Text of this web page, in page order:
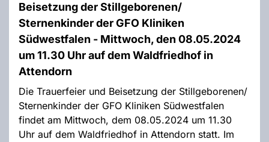
Beisetzung der Stillgeborenen/
Sternenkinder der GFO Kliniken
Südwestfalen - Mittwoch, den 08.05.2024
um 11.30 Uhr auf dem Waldfriedhof in
Attendorn
Die Trauerfeier und Beisetzung der Stillgeborenen/
Sternenkinder der GFO Kliniken Südwestfalen
findet am Mittwoch, dem 08.05.2024 um 11.30
Uhr auf dem Waldfriedhof in Attendorn statt. Im